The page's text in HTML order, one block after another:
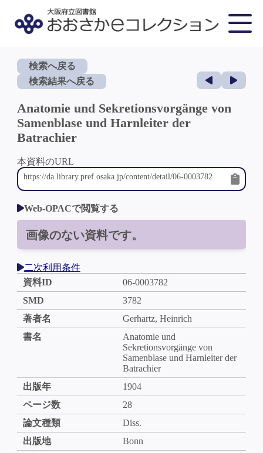
検索へ戻る
検索結果へ戻る
Anatomie und Sekretionsvorgänge von
Samenblase und Harnleiter der
Batrachier
本資料のURL
Web-OPACで閲覧する
画像のない資料です。
二次利用条件
資料ID
06-0003782
SMD
3782
著者名
Gerhartz, Heinrich
書名
Anatomie und
Sekretionsvorgänge von
Samenblase und Harnleiter der
Batrachier
出版年
1904
ページ数
28
論文種類
Diss.
出版地
Bonn